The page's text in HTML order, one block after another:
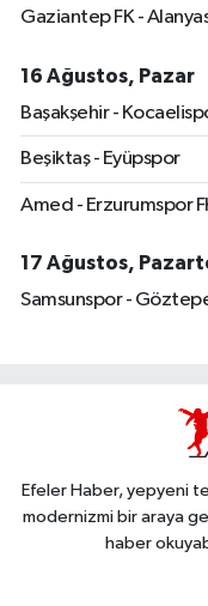
Gaziantep FK -
16 Ağustos, Pazar
Başakşehir -
Beşiktaş - Eyüpspor
Amed - Erzurumspor
17 Ağustos,
Samsunspor -
Efeler Haber, yepyeni
modernizmi bir araya
haber